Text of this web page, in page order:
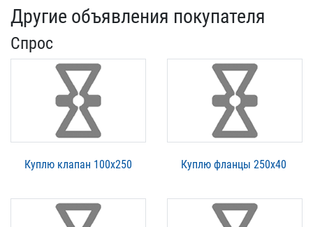
Другие объявления покупателя
Спрос
Куплю клапан 100х250 Куплю фланцы 250х40